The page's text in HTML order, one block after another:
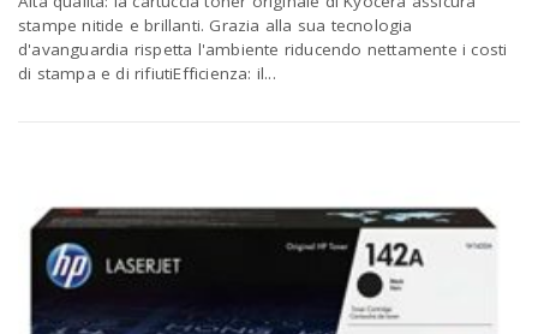
stampe nitide e brillanti. Grazia alla sua tecnologia
d'avanguardia rispetta l'ambiente riducendo nettamente i costi
di stampa e di rifiutiEfficienza: il...